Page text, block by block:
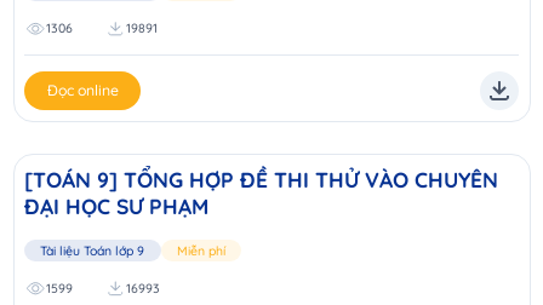
1306 19891
Đọc online
[TOÁN 9] TỔNG HỢP ĐỀ THI THỬ VÀO CHUYÊN
ĐẠI HỌC SƯ PHẠM
Tài liệu Toán lớp 9 Miễn phí
1599 16993